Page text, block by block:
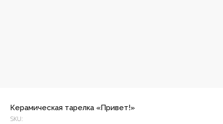
Керамическая тарелка «Привет!»
SKU: